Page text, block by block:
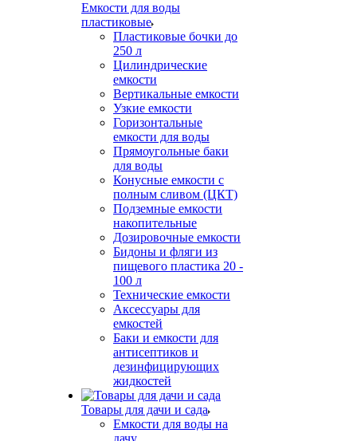
Емкости для воды
пластиковые
Пластиковые бочки до
250 л
Цилиндрические
емкости
Вертикальные емкости
Узкие емкости
Горизонтальные
емкости для воды
Прямоугольные баки
для воды
Конусные емкости с
полным сливом (ЦКТ)
Подземные емкости
накопительные
Дозировочные емкости
Бидоны и фляги из
пищевого пластика 20 -
100 л
Технические емкости
Аксессуары для
емкостей
Баки и емкости для
антисептиков и
дезинфицирующих
жидкостей
Товары для дачи и сада
Емкости для воды на
дачу